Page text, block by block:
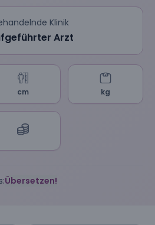
Klinik
Arzt
cm kg
Übersetzen!